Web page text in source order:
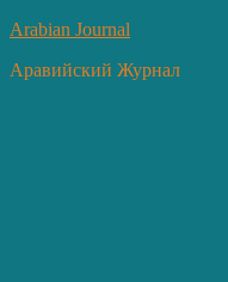
Arabian Journal
Аравийский Журнал